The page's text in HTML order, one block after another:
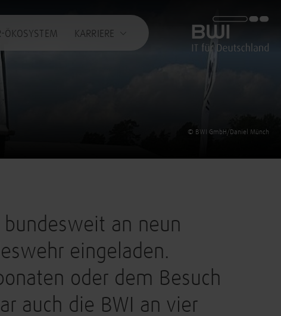
ÖKOSYSTEM KARRIERE
BWI GmbH
© BWI GmbH/Daniel Münch
an neun
eingeladen.
oder dem Besuch
auch die BWI an vier